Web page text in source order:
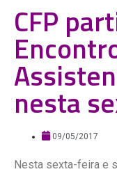
CFP
nesta
09/05/2017
Nesta sexta-feira e